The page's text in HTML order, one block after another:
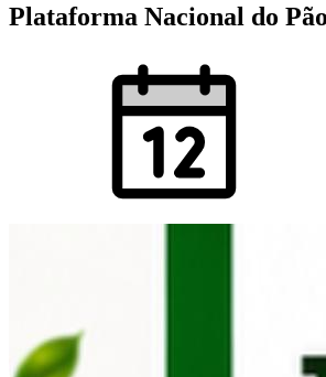
Plataforma Nacional do